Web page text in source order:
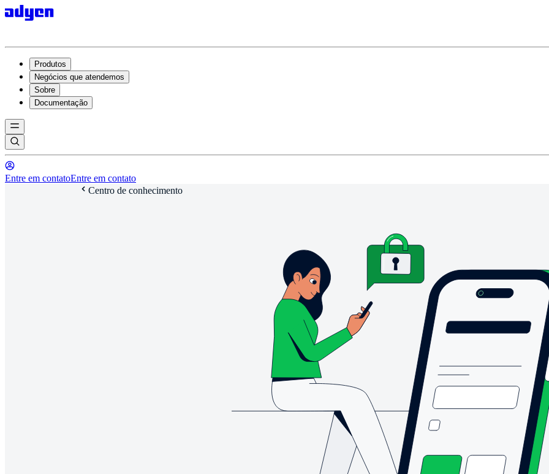
Produtos
Negócios que atendemos
Sobre
Documentação
Entre em contatoEntre em contato
Centro de conhecimento